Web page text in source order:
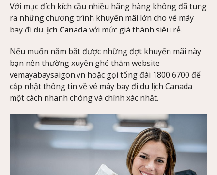
Với mục đích kích cầu nhiều hãng hàng không đã tung
ra những chương trình khuyến mãi lớn cho vé máy
bay đi du lịch Canada với mức giá thành siêu rẻ.
Nếu muốn nắm bắt được những đợt khuyến mãi này
bạn nên thường xuyên ghé thăm website
vemayabaysaigon.vn hoặc gọi tổng đài 1800 6700 để
cập nhật thông tin về vé máy bay đi du lịch Canada
một cách nhanh chóng và chính xác nhất.